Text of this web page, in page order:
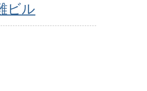
ビル